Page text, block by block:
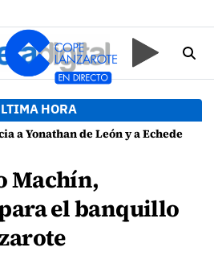
HORA
y a Echedey Eugenio por presuntas anomalías en contratos festivos
Machín,
el banquillo